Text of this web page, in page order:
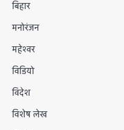
बिहार
मनोरंजन
महेश्वर
विडियो
विदेश
विशेष लेख